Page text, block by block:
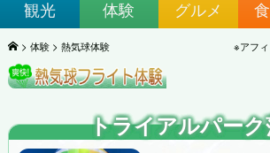
観光 体験 グルメ
体験 熱気球体験 アフ
トライアルパー